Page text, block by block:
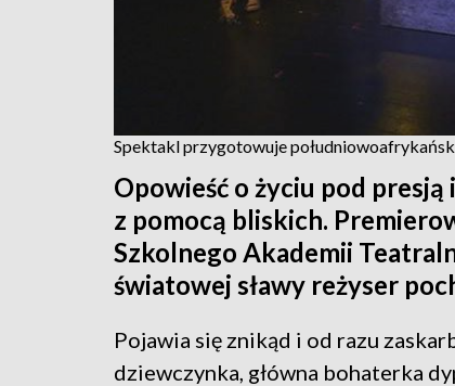
Spektakl przygotowuje
Opowieść o życiu pod
z pomocą bliskich.
Szkolnego Akademii
światowej sławy reżyser
Pojawia się znikąd i od razu
dziewczynka, główna bohaterka